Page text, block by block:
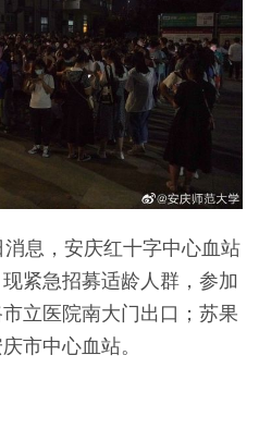
息，安庆红十字中心血站
紧急招募适龄人群，参加
立医院南大门出口；苏果
市中心血站。